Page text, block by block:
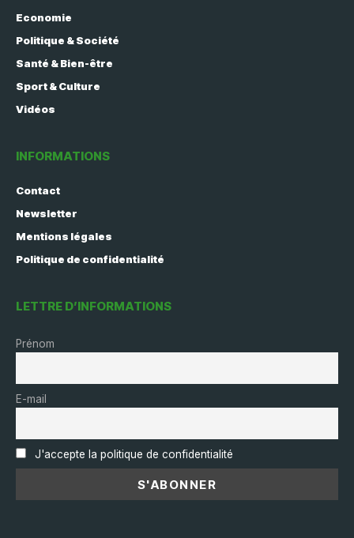
Economie
Politique & Société
Santé & Bien-être
Sport & Culture
Vidéos
INFORMATIONS
Contact
Newsletter
Mentions légales
Politique de confidentialité
LETTRE D’INFORMATIONS
Prénom
E-mail
J'accepte la politique de confidentialité